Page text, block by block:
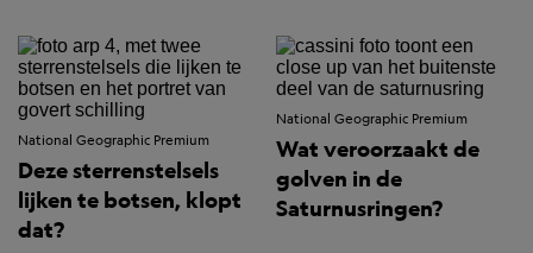
National Geographic Premium
Deze sterrenstelsels
lijken te botsen, klopt
dat?
National Geographic Premium
Wat veroorzaakt de
golven in de
Saturnusringen?